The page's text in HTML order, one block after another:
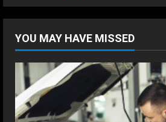
5
1
tristeza; yo
dolor es
Agosto 9, 2026
DEPORTES
“Comimos con
estuvo tentado,
YOU MAY HAVE MISSED